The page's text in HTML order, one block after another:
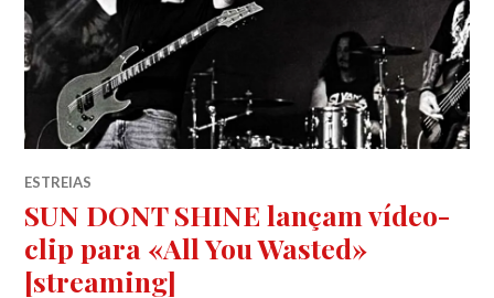
ESTREIAS
SUN DONT SHINE lançam vídeo-
clip para «All You Wasted»
[streaming]